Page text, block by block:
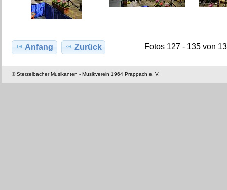
Anfang Zurück Fotos 127 - 135 von
© Sterzelbacher Musikanten - Musikverein 1964 Prappach e. V.